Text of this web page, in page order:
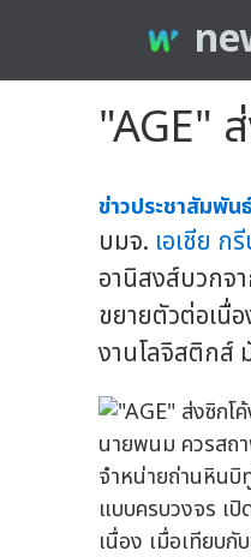
"AGE"
ข่าวประชาสัมพัน
บมจ. เอเชีย ก
อานิสงส์บวกจ
ขยายตัวต่อเนื่
งานโลจิสติกส์
นายพนม ควรสถ
จำหน่ายถ่านหินบิ
แบบครบวงจร เ
เนื่อง เมื่อเทียบ